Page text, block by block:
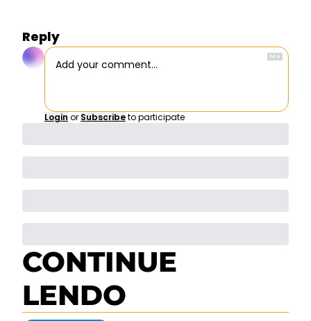
Reply
Login or Subscribeto participate
CONTINUE
LENDO